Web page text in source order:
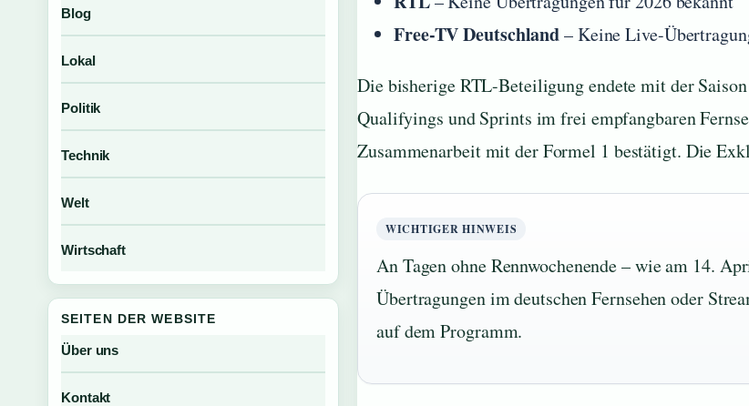
Free-TV Deutschland– Keine Live-
Die bisherige RTL-Beteiligung endete mit der
Qualifyings und Sprints im frei empfangbaren
Zusammenarbeit mit der Formel 1 bestätigt. Die
WICHTIGER HINWEIS
An Tagen ohne Rennwochenende – wie am 14.
Übertragungen im deutschen Fernsehen oder
auf dem Programm.
Blog
Lokal
Politik
Technik
Welt
Wirtschaft
SEITEN DER WEBSITE
Über uns
Kontakt